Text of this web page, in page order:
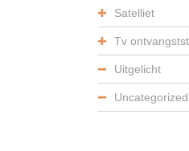
Satelliet
Tv
Uitgelicht
Uncategorized